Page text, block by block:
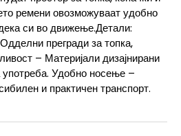
ремени овозможуваат удобно
си во движење.Детали:
прегради за топка,
– Материјали дизајнирани
употреба. Удобно носење –
и практичен транспорт.